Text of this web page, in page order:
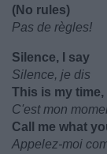
(No rules)
Pas de règles!
Silence, I say
Silence, je dis
This is my time,
C'est mon
Call me what
Appelez-moi